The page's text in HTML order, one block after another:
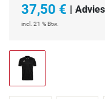
37,50 € |
incl. 21 % Btw.